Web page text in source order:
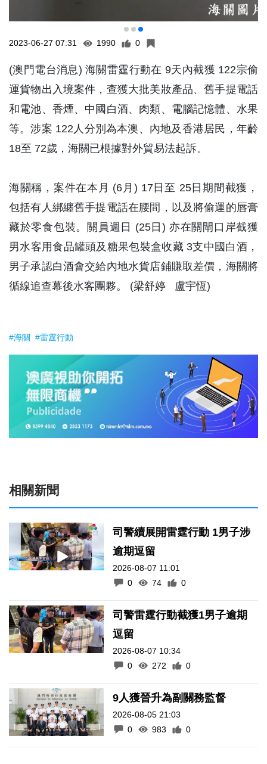
2023-06-27 07:31 1990 0
(澳門電台消息) 海關雷霆行動在 9天內截獲 122宗偷
運貨物出入境案件，查獲大批美妝產品、舊手提電話
和電池、香煙、中國白酒、肉類、電腦記憶體、水果
等。涉案 122人分別為本澳、內地及香港居民，年齡
18至 72歲，海關已根據對外貿易法起訴。
海關稱，案件在本月 (6月) 17日至 25日期間截獲，
包括有人綁纏舊手提電話在腰間，以及將偷運的唇膏
藏於零食包裝。關員週日 (25日) 亦在關閘口岸截獲
男水客用食品罐頭及糖果包裝盒收藏 3支中國白酒，
男子承認白酒會交給內地水貨店鋪賺取差價，海關將
循線追查幕後水客團夥。 (梁舒婷 盧宇恆)
#海關 #雷霆行動
相關新聞
司警續展開雷霆行動 1男子涉
逾期逗留
2026-08-07 11:01
0
74 0
司警雷霆行動截獲1男子逾期
逗留
2026-08-07 10:34
0
272 0
9人獲晉升為副關務監督
2026-08-05 21:03
0
983 0